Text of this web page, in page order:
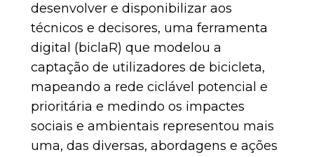
desenvolver e disponibilizar aos
técnicos e decisores, uma ferramenta
digital (biclaR) que modelou a
captação de utilizadores de bicicleta,
mapeando a rede ciclável potencial e
prioritária e medindo os impactes
sociais e ambientais representou mais
uma, das diversas, abordagens e ações